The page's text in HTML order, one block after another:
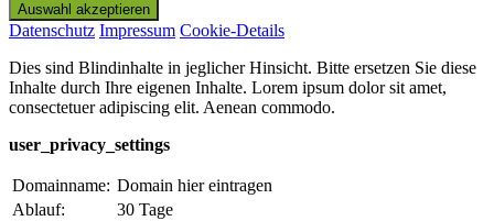
Datenschutz Impressum Cookie-Details
Dies sind Blindinhalte in jeglicher Hinsicht. Bitte ersetzen Sie diese
Inhalte durch Ihre eigenen Inhalte. Lorem ipsum dolor sit amet,
consectetuer adipiscing elit. Aenean commodo.
user_privacy_settings
Domainname: Domain hier eintragen
Ablauf:
30 Tage